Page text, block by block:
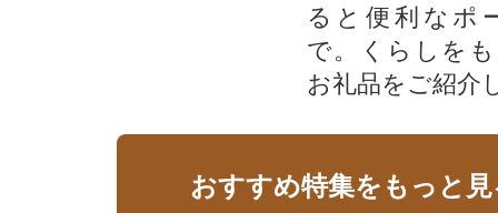
ると便利なポ
で。くらしを
お礼品をご紹介
おすすめ特集をもっと